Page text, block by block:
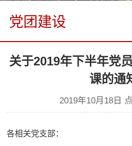
党团建设
关于2019年下半年党
课的通
2019年10月18日 点
各相关党支部：